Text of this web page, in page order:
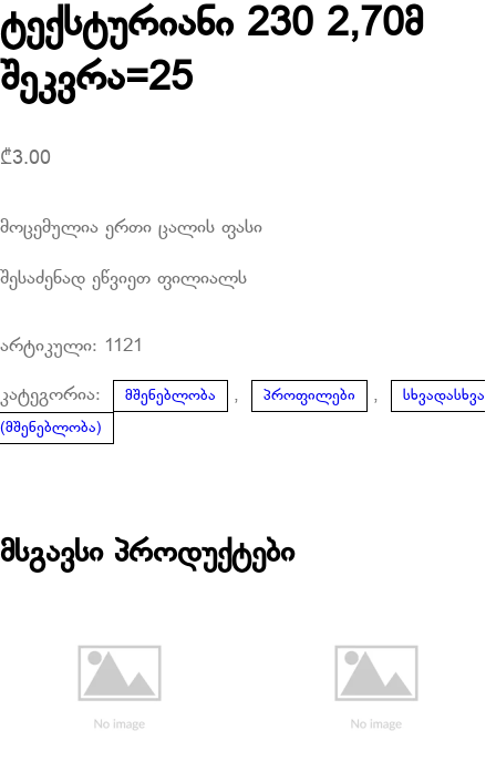
ტექსტურიანი 230 2,70მ
შეკვრა=25
₾3.00
მოცემულია ერთი ცალის ფასი
შესაძენად ეწვიეთ ფილიალს
არტიკული: 1121
კატეგორია: მშენებლობა , პროფილები ,
სხვადასხვა
(მშენებლობა)
მსგავსი პროდუქტები